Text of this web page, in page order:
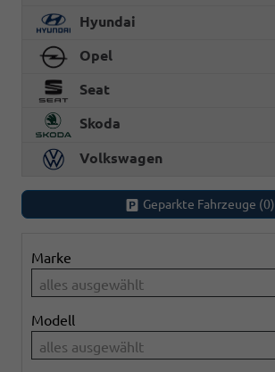
Hyundai
Opel
Seat
Skoda
Volkswagen
Geparkte Fahrzeuge (0)
Marke
alles ausgewählt
Modell
alles ausgewählt